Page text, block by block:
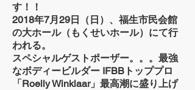
す！！
2018年7月29日（日）、福生市民会館
の大ホール（もくせいホール）にて行
われる。
スペシャルゲストポーザー。。。最強
なボディービルダー IFBBトッププロ
「Roelly Winklaar」最高潮に盛り上げ